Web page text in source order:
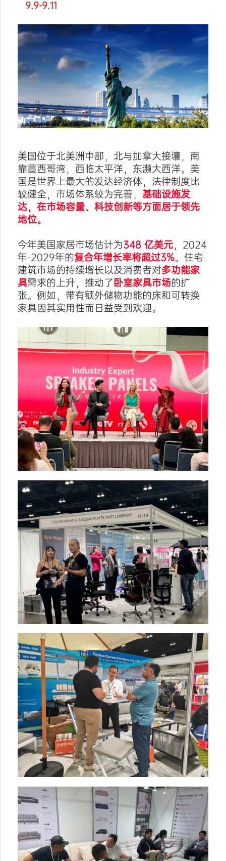
9.9-9.11
美国位于北美洲中部，北与加拿大接壤，南
靠墨西哥湾，西临太平洋，东濒大西洋。美
国是世界上最大的发达经济体，法律制度比
较健全，市场体系较为完善， 基础设施发
达，在市场容量、科技创新等方面居于领先
地位。
今年美国家居市场估计为348 亿美元，2024
年-2029年的复合年增长率将超过3%。住宅
建筑市场的持续增长以及消费者对多功能家
具需求的上升，推动了卧室家具市场的扩
张。例如，带有额外储物功能的床和可转换
家具因其实用性而日益受到欢迎。